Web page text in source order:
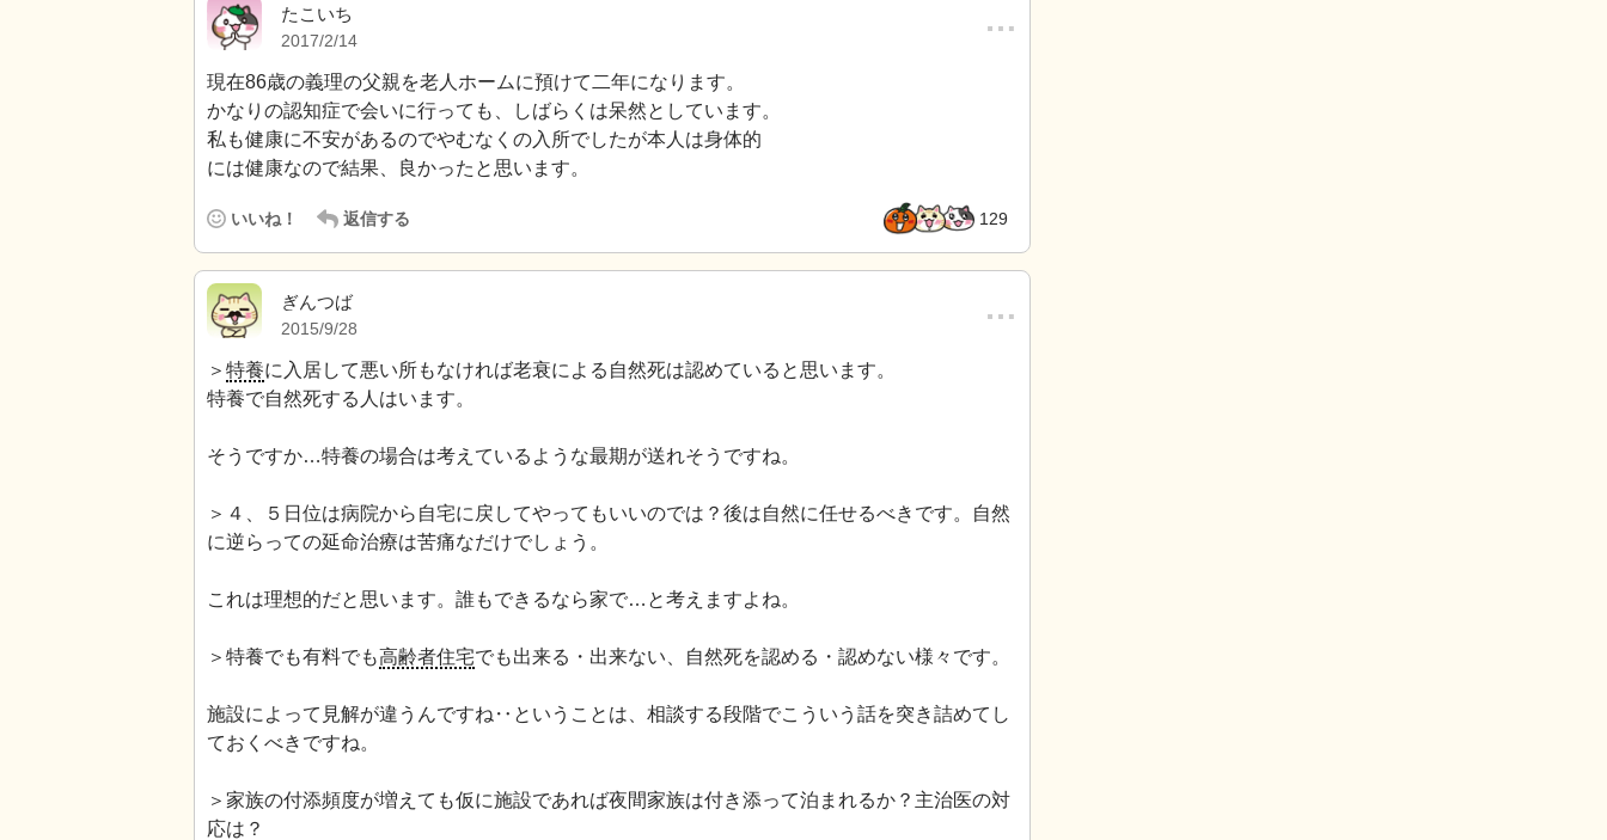
たこいち
2017/2/14
…
現在86歳の義理の父親を老人ホームに預けて二年になります。
かなりの認知症で会いに行っても、しばらくは呆然としています。
私も健康に不安があるのでやむなくの入所でしたが本人は身体的
には健康なので結果、良かったと思います。
いいね！ 返信する 129
ぎんつば
2015/9/28
…
＞ 特養に入居して悪い所もなければ老衰による自然死は認めていると思います。
特養で自然死する人はいます。
そうですか…特養の場合は考えているような最期が送れそうですね。
＞４、５日位は病院から自宅に戻してやってもいいのでは？後は自然に任せるべきです。自然
に逆らっての延命治療は苦痛なだけでしょう。
これは理想的だと思います。誰もできるなら家で…と考えますよね。
＞特養でも有料でも高齢者住宅でも出来る・出来ない、自然死を認める・認めない様々です。
施設によって見解が違うんですね‥ということは、相談する段階でこういう話を突き詰めてし
ておくべきですね。
＞家族の付添頻度が増えても仮に施設であれば夜間家族は付き添って泊まれるか？主治医の対
応は？